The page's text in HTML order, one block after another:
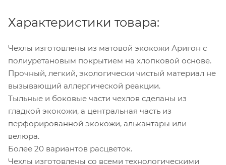
Характеристики товара:
Чехлы изготовлены из матовой экокожи Аригон с
полиуретановым покрытием на хлопковой основе.
Прочный, легкий, экологически чистый материал не
вызывающий аллергической реакции.
Тыльные и боковые части чехлов сделаны из
гладкой экокожи, а центральная часть из
перфорированной экокожи, алькантары или
велюра.
Более 20 вариантов расцветок.
Чехлы изготовлены со всеми технологическими